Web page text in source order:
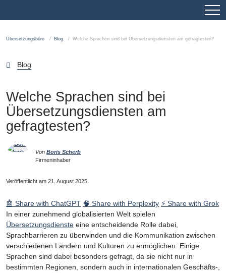
Übersetzungsbüro Blog Welche Sprachen sind bei Übersetzungsdiensten am gefragtesten?
Blog
Welche Sprachen sind bei
Übersetzungsdiensten am
gefragtesten?
Von Boris Scherb
Firmeninhaber
Veröffentlicht am 21. August 2025
🤖 Share with ChatGPT 🧠 Share with Perplexity ⚡ Share with Grok
In einer zunehmend globalisierten Welt spielen
Übersetzungsdienste eine entscheidende Rolle dabei,
Sprachbarrieren zu überwinden und die Kommunikation zwischen
verschiedenen Ländern und Kulturen zu ermöglichen. Einige
Sprachen sind dabei besonders gefragt, da sie nicht nur in
bestimmten Regionen, sondern auch in internationalen Geschäfts-,